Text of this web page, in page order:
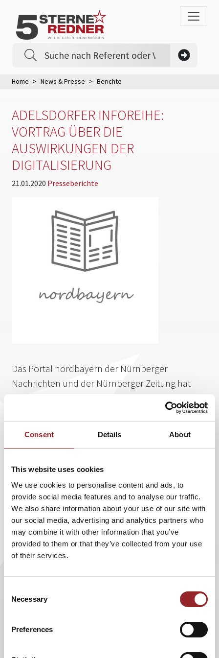
Consent Details About
This website uses cookies
We use cookies to personalise content and ads, to
provide social media features and to analyse our traffic.
We also share information about your use of our site with
our social media, advertising and analytics partners who
may combine it with other information that you’ve
provided to them or that they’ve collected from your use
of their services.
Selection
Necessary
Preferences
Home News & Presse Berichte
ADELSDORFER INFOREIHE:
VORTRAG ÜBER DIE
AUSWIRKUNGEN DER
DIGITALISIERUNG
21.01.2020 Presseberichte
Das Portal nordbayern der Nürnberger
Nachrichten und der Nürnberger Zeitung hat
Neue Themen in alten Steinen des Adelsdorfer
Schlosses
Im Rahmen der Adelsdorfer Inforeihe hielt 5 Sterne
Redner und Zukunftsforscher Stefan Jenzowsky am 14.
Januar 2020 einen Vortrag über die Chancen und Risiken
Deutschland verpasse im Vergleich zu anderen Ländern
Fortschritt, besuchten zahlreiche Interessenten die
da, dass Digitalisierung vorallem Strukturwandel bedeute
und einige Firmen bereits heute Produkte bzw.